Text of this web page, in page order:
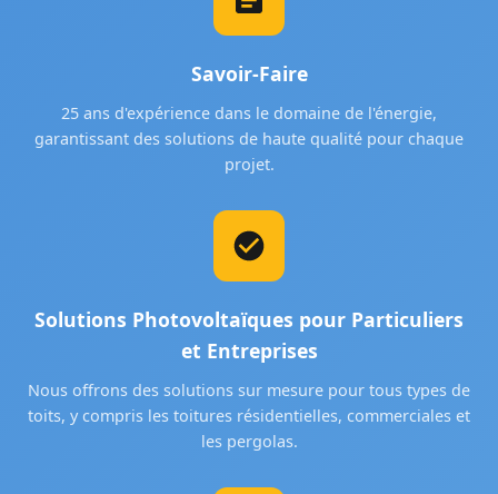
Savoir-Faire
25 ans d'expérience dans le domaine de l'énergie,
garantissant des solutions de haute qualité pour chaque
projet.
Solutions Photovoltaïques pour Particuliers
et Entreprises
Nous offrons des solutions sur mesure pour tous types de
toits, y compris les toitures résidentielles, commerciales et
les pergolas.